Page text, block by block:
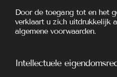
Door de toegang tot en het
verklaart u zich uitdrukkelijk
algemene voorwaarden.
Intellectuele